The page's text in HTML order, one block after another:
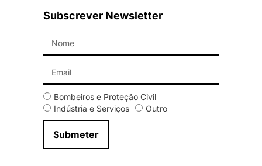
Subscrever Newsletter
Bombeiros e Proteção Civil
Indústria e Serviços
Outro
Submeter